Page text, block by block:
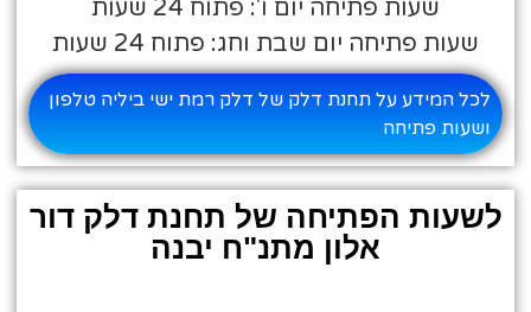
שעות פתיחה יום ו': פתוח 24 שעות
שעות פתיחה יום שבת וחג: פתוח 24 שעות
לכל המידע על תחנת דלק של דלק רמת ישי ביליה טלפון
ושעות פתיחה
לשעות הפתיחה של תחנת דלק דור
אלון מתנ"ח יבנה